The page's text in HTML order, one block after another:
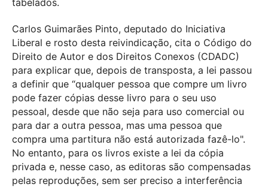
Carlos Guimarães Pinto, deputado do Iniciativa
Liberal e rosto desta reivindicação, cita o Código do
Direito de Autor e dos Direitos Conexos (CDADC)
para explicar que, depois de transposta, a lei passou
a definir que “qualquer pessoa que compre um livro
pode fazer cópias desse livro para o seu uso
pessoal, desde que não seja para uso comercial ou
para dar a outra pessoa, mas uma pessoa que
compra uma partitura não está autorizada fazê-lo".
No entanto, para os livros existe a lei da cópia
privada e, nesse caso, as editoras são compensadas
pelas reproduções, sem ser preciso a interferência